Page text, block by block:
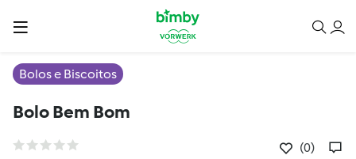
Bolos e Biscoitos
Bolo Bem Bom
(0)